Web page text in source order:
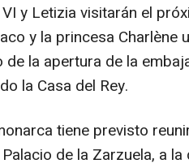
y Letizia visitarán el
y la princesa Charlène
la apertura de la
la Casa del Rey.
tiene previsto
de la Zarzuela, a